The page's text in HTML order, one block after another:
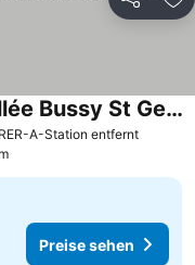
Teilen
A-Station entfernt
Hôtel Mercure Marne-la-Vallée Bussy St Georges
Preise sehen